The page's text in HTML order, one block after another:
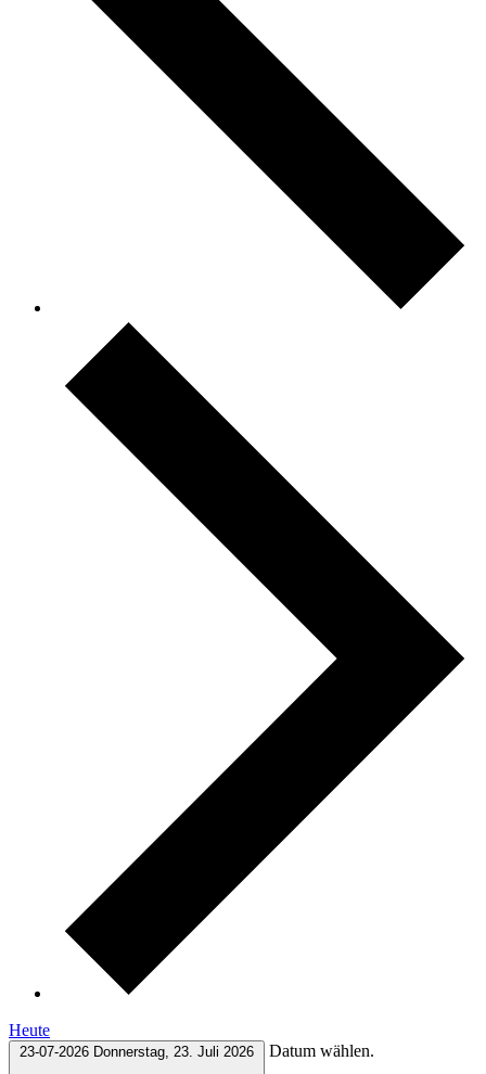
Heute
23-07-2026 Donnerstag, 23. Juli 2026 Datum wählen.